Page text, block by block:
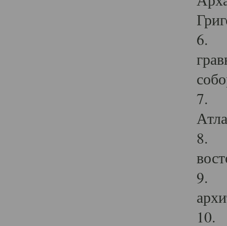
6.
7.
8.
9.
10.